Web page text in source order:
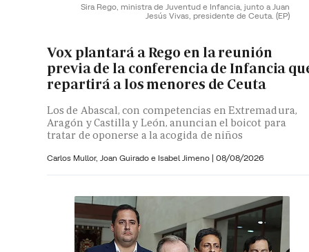
Sira Rego, ministra de Juventud e Infancia, junto a Juan
Jesús Vivas, presidente de Ceuta. (EP)
Vox plantará a Rego en la reunión
previa de la conferencia de Infancia
repartirá a los menores de Ceuta
Los de Abascal, con competencias en Extremadura,
Aragón y Castilla y León, anuncian el boicot para
tratar de oponerse a la acogida de niños
Carlos Mullor, Joan Guirado e Isabel Jimeno | 08/08/2026